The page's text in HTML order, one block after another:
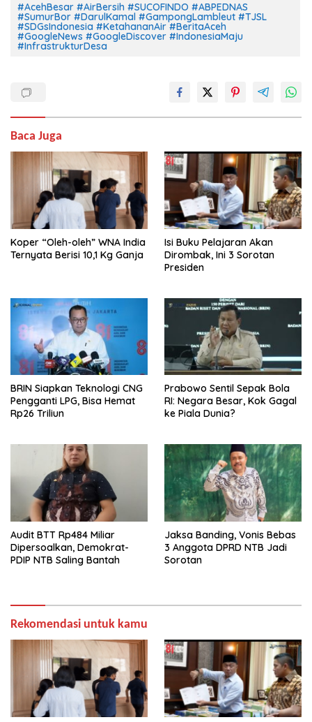
#AcehBesar #AirBersih #SUCOFINDO #ABPEDNAS
#SumurBor #DarulKamal #GampongLambleut #TJSL
#SDGsIndonesia #KetahananAir #BeritaAceh
#GoogleNews #GoogleDiscover #IndonesiaMaju
#InfrastrukturDesa
Baca Juga
Koper “Oleh-oleh” WNA India
Ternyata Berisi 10,1 Kg Ganja
Isi Buku Pelajaran Akan
Dirombak, Ini 3 Sorotan
Presiden
BRIN Siapkan Teknologi CNG
Pengganti LPG, Bisa Hemat
Rp26 Triliun
Prabowo Sentil Sepak Bola
RI: Negara Besar, Kok Gagal
ke Piala Dunia?
Audit BTT Rp484 Miliar
Dipersoalkan, Demokrat-
PDIP NTB Saling Bantah
Jaksa Banding, Vonis Bebas
3 Anggota DPRD NTB Jadi
Sorotan
Rekomendasi untuk kamu